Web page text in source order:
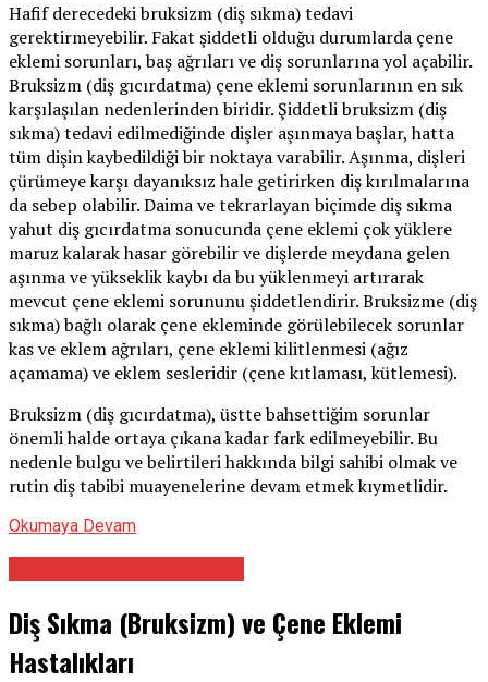
Hafif derecedeki bruksizm (diş sıkma) tedavi
gerektirmeyebilir. Fakat şiddetli olduğu durumlarda çene
eklemi sorunları, baş ağrıları ve diş sorunlarına yol açabilir.
Bruksizm (diş gıcırdatma) çene eklemi sorunlarının en sık
karşılaşılan nedenlerinden biridir. Şiddetli bruksizm (diş
sıkma) tedavi edilmediğinde dişler aşınmaya başlar, hatta
tüm dişin kaybedildiği bir noktaya varabilir. Aşınma, dişleri
çürümeye karşı dayanıksız hale getirirken diş kırılmalarına
da sebep olabilir. Daima ve tekrarlayan biçimde diş sıkma
yahut diş gıcırdatma sonucunda çene eklemi çok yüklere
maruz kalarak hasar görebilir ve dişlerde meydana gelen
aşınma ve yükseklik kaybı da bu yüklenmeyi artırarak
mevcut çene eklemi sorununu şiddetlendirir. Bruksizme (diş
sıkma) bağlı olarak çene ekleminde görülebilecek sorunlar
kas ve eklem ağrıları, çene eklemi kilitlenmesi (ağız
açamama) ve eklem sesleridir (çene kıtlaması, kütlemesi).
Bruksizm (diş gıcırdatma), üstte bahsettiğim sorunlar
önemli halde ortaya çıkana kadar fark edilmeyebilir. Bu
nedenle bulgu ve belirtileri hakkında bilgi sahibi olmak ve
rutin diş tabibi muayenelerine devam etmek kıymetlidir.
Okumaya Devam
Diş Sıkma (Bruksizm) ve Çene Eklemi
Hastalıkları